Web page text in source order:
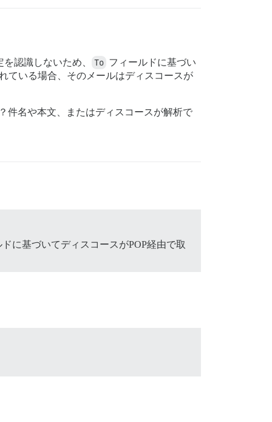
認識しないため、 To フィールドに基づい
ている場合、そのメールはディスコースが
件名や本文、またはディスコースが解析で
に基づいてディスコースがPOP経由で取